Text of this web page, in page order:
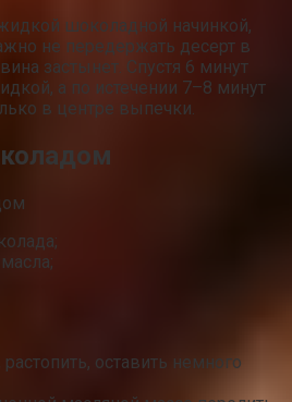
шоколадной начинкой,
не передержать десерт в
застынет. Спустя 6 минут
а по истечении 7–8 минут
в центре выпечки.
оставить немного